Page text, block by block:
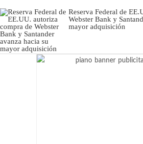
Reserva Federal de
Webster Bank y
mayor adquisición